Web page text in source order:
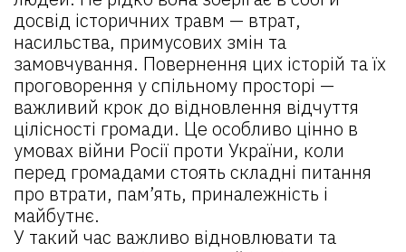
досвід історичних травм — втрат,
насильства, примусових змін та
замовчування. Повернення цих історій та їх
проговорення у спільному просторі —
важливий крок до відновлення відчуття
цілісності громади. Це особливо цінно в
умовах війни Росії проти України, коли
перед громадами стоять складні питання
про втрати, пам’ять, приналежність і
майбутнє.
У такий час важливо відновлювати та